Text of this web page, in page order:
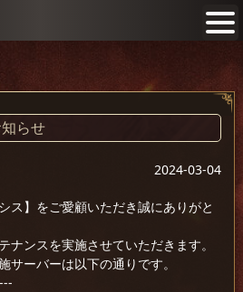
らせ
2024-03-04
ス】をご愛顧いただき誠にありがと
ナンスを実施させていただきます。
サーバーは以下の通りです。